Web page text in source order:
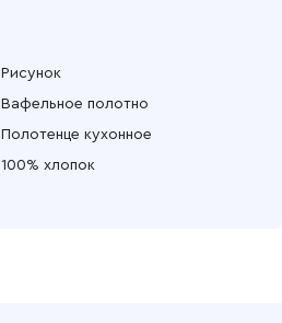
Рисунок
Вафельное полотно
Полотенце кухонное
100% хлопок